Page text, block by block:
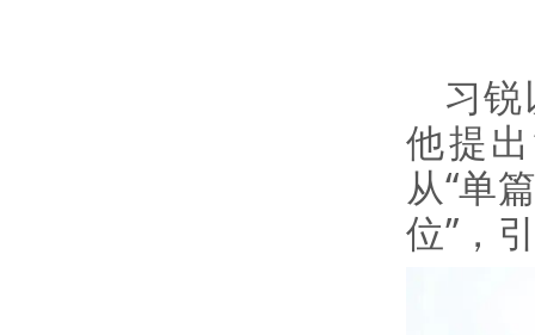
习
他提
从“单
位”，